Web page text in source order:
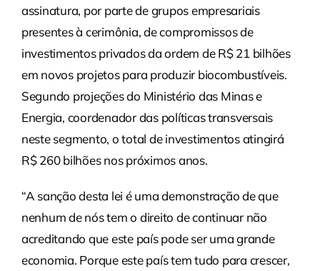
assinatura, por parte de grupos empresariais
presentes à cerimônia, de compromissos de
investimentos privados da ordem de R$ 21 bilhões
em novos projetos para produzir biocombustíveis.
Segundo projeções do Ministério das Minas e
Energia, coordenador das políticas transversais
neste segmento, o total de investimentos atingirá
R$ 260 bilhões nos próximos anos.
“A sanção desta lei é uma demonstração de que
nenhum de nós tem o direito de continuar não
acreditando que este país pode ser uma grande
economia. Porque este país tem tudo para crescer,